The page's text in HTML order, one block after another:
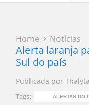
Home Notícias
Alerta laranja
Sul do país
Publicada por
Tags: ALERTAS DO